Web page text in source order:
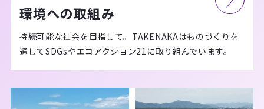
環境への取組み
持続可能な社会を目指して。TAKENAKAはものづくりを
通してSDGsやエコアクション21に取り組んでいます。